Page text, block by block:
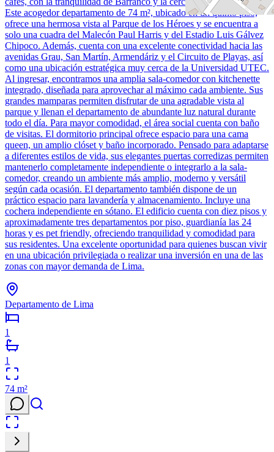
Este acogedor departamento de 74 m², ubicado en un quinto piso,
ofrece una hermosa vista al Parque de los Héroes y se encuentra a
solo una cuadra del Malecón Paul Harris y del Estadio Luis Gálvez
Chipoco. Además, cuenta con una excelente conectividad hacia las
avenidas Grau, San Martín, Armendáriz y el Circuito de Playas, así
como una ubicación estratégica muy cerca de la Universidad UTEC.
Al ingresar, encontramos una amplia sala-comedor con kitchenette
integrado, diseñada para aprovechar al máximo cada ambiente. Sus
grandes mamparas permiten disfrutar de una agradable vista al
parque y llenan el departamento de abundante luz natural durante
todo el día. Para mayor comodidad, el área social cuenta con baño
de visitas. El dormitorio principal ofrece espacio para una cama
queen, un amplio clóset y baño incorporado. Pensado para adaptarse
a diferentes estilos de vida, sus elegantes puertas corredizas permiten
mantenerlo completamente independiente o integrarlo a la sala-
comedor, creando un ambiente más amplio, moderno y versátil
según cada ocasión. El departamento también dispone de un
práctico espacio para lavandería y almacenamiento. Incluye una
cochera independiente en sótano. El edificio cuenta con diez pisos y
aproximadamente tres departamentos por piso, guardianía las 24
horas y es pet friendly, ofreciendo tranquilidad y comodidad para
sus residentes. Una excelente oportunidad para quienes buscan vivir
en una ubicación privilegiada o realizar una inversión en una de las
zonas con mayor demanda de Lima.
Departamento de Lima
1
1
74 m²